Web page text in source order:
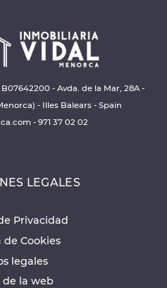
- Avda. de la Mar, 28A -
- Illes Balears - Spain
- 971 37 02 02
LEGALES
Privacidad
de Cookies
legales
de la web